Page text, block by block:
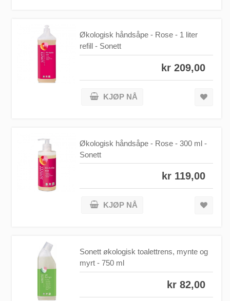
Økologisk håndsåpe - Rose - 1 liter
refill - Sonett
kr 209,00
KJØP NÅ
Økologisk håndsåpe - Rose - 300 ml -
Sonett
kr 119,00
KJØP NÅ
Sonett økologisk toalettrens, mynte og
myrt - 750 ml
kr 82,00